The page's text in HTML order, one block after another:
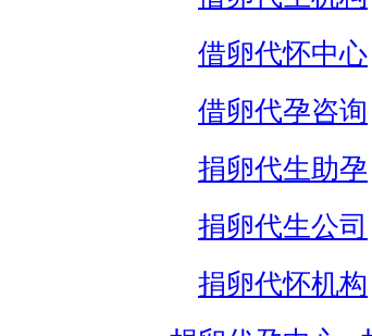
借卵代怀中心
借卵代孕咨询
捐卵代生助孕
捐卵代生公司
捐卵代怀机构